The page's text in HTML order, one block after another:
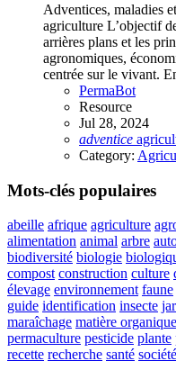
Adventices, maladies
agriculture L’objectif
arrières plans et les
agronomiques,
centrée sur le vivant.
PermaBot
Resource
Jul 28, 2024
adventice
Category:
Mots-clés populaires
abeille afrique agriculture
alimentation animal arbre
biodiversité biologie
compost construction culture
élevage environnement faune
guide identification insecte
maraîchage matière organique
permaculture pesticide plante
recette recherche santé société